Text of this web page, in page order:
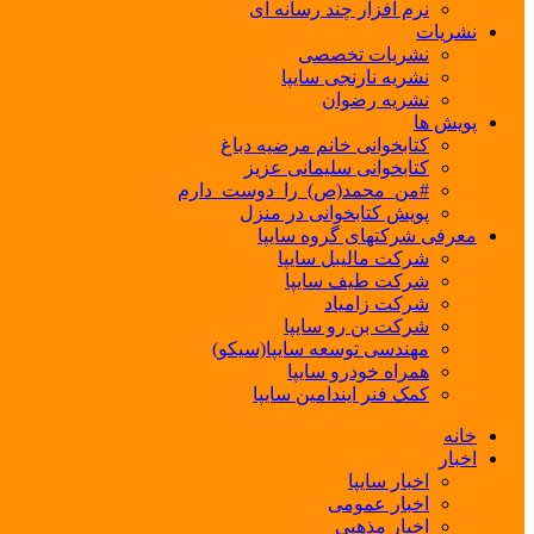
نرم افزار چند رسانه ای
نشریات
نشریات تخصصی
نشریه نارنجی سایپا
نشریه رضوان
پویش ها
کتابخوانی خانم مرضیه دباغ
کتابخوانی سلیمانی عزیز
#من_محمد(ص)_را_دوست_دارم
پویش کتابخوانی در منزل
معرفی شرکتهای گروه سایپا
شرکت مالیبل سایپا
شرکت طیف سایپا
شرکت زامیاد
شرکت بن رو سایپا
مهندسی توسعه سایپا(سیکو)
همراه خودرو سایپا
کمک فنر ایندامین سایپا
خانه
اخبار
اخبار سایپا
اخبار عمومی
اخبار مذهبی